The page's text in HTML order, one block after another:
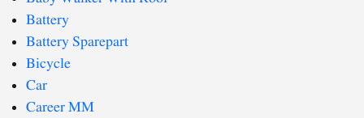
Battery
Battery Sparepart
Bicycle
Car
Career MM